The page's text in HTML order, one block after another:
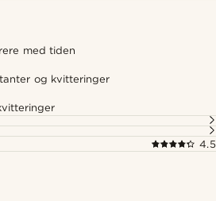
med tiden
og kvitteringer
4.5